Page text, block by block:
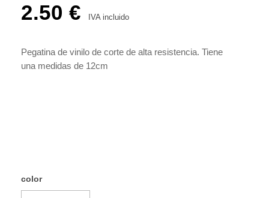
2.50 € IVA incluido
Pegatina de vinilo de corte de alta resistencia. Tiene
una medidas de 12cm
color